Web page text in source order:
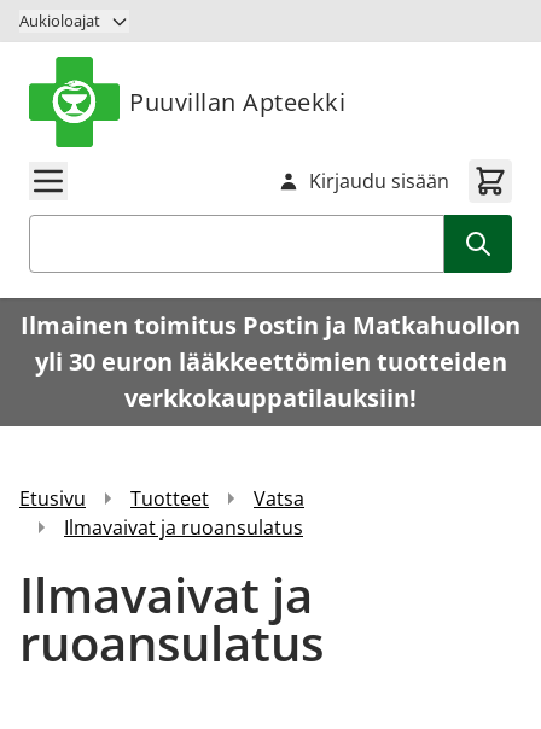
Siirry sisältöön
Aukioloajat
Puuvillan Apteekki
Kirjaudu sisään
Ilmainen toimitus Postin ja Matkahuollon
yli 30 euron lääkkeettömien tuotteiden
verkkokauppatilauksiin!
Etusivu Tuotteet
Vatsa
Ilmavaivat ja ruoansulatus
Ilmavaivat ja
ruoansulatus